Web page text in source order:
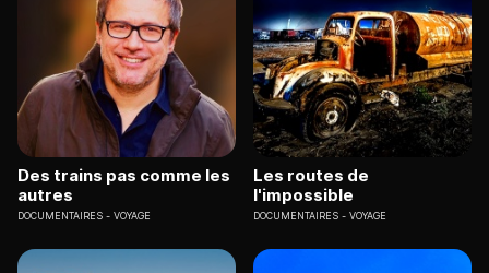
Des trains pas comme les
autres
DOCUMENTAIRES VOYAGE
Les routes de
l'impossible
DOCUMENTAIRES VOYAGE